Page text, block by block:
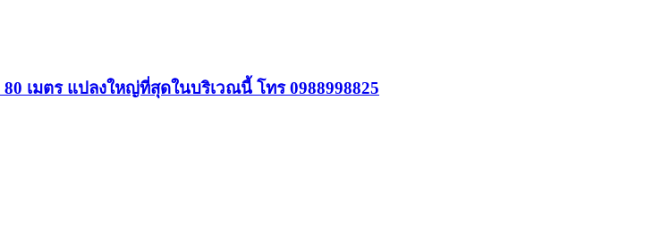
เมตร แปลงใหญ่ที่สุดในบริเวณนี้ โทร 0988998825